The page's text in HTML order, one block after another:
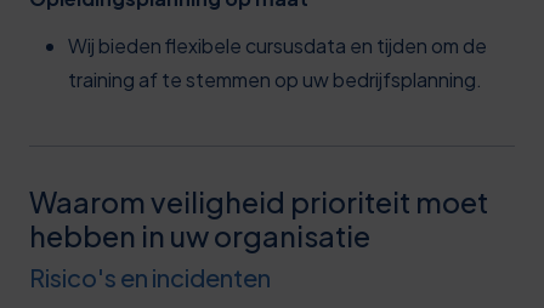
Wij bieden flexibele cursusdata en tijden om de
training af te stemmen op uw bedrijfsplanning.
Waarom veiligheid prioriteit moet
hebben in uw organisatie
Risico's en incidenten